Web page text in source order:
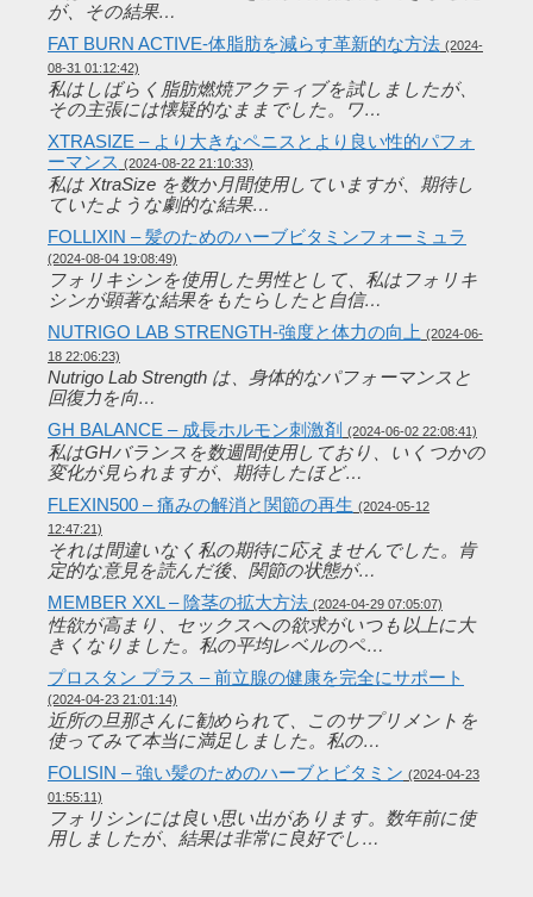
が、その結果…
FAT BURN ACTIVE-体脂肪を減らす革新的な方法 (2024-
08-31 01:12:42)
私はしばらく脂肪燃焼アクティブを試しましたが、
その主張には懐疑的なままでした。ワ…
XTRASIZE – より大きなペニスとより良い性的パフォ
ーマンス (2024-08-22 21:10:33)
私は XtraSize を数か月間使用していますが、期待し
ていたような劇的な結果…
FOLLIXIN – 髪のためのハーブビタミンフォーミュラ
(2024-08-04 19:08:49)
フォリキシンを使用した男性として、私はフォリキ
シンが顕著な結果をもたらしたと自信…
NUTRIGO LAB STRENGTH-強度と体力の向上 (2024-06-
18 22:06:23)
Nutrigo Lab Strength は、身体的なパフォーマンスと
回復力を向…
GH BALANCE – 成長ホルモン刺激剤 (2024-06-02 22:08:41)
私はGHバランスを数週間使用しており、いくつかの
変化が見られますが、期待したほど…
FLEXIN500 – 痛みの解消と関節の再生 (2024-05-12
12:47:21)
それは間違いなく私の期待に応えませんでした。肯
定的な意見を読んだ後、関節の状態が…
MEMBER XXL – 陰茎の拡大方法 (2024-04-29 07:05:07)
性欲が高まり、セックスへの欲求がいつも以上に大
きくなりました。私の平均レベルのペ…
プロスタン プラス – 前立腺の健康を完全にサポート
(2024-04-23 21:01:14)
近所の旦那さんに勧められて、このサプリメントを
使ってみて本当に満足しました。私の…
FOLISIN – 強い髪のためのハーブとビタミン (2024-04-23
01:55:11)
フォリシンには良い思い出があります。数年前に使
用しましたが、結果は非常に良好でし…